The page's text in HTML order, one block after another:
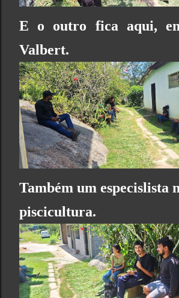
E o outro fica aqui,
Valbert.
Também um especislista
piscicultura.